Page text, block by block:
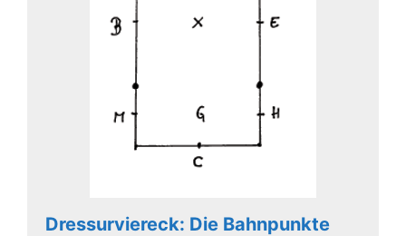
Dressurviereck: Die Bahnpunkte